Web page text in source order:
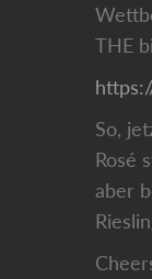
THE
So,
Rosé
aber